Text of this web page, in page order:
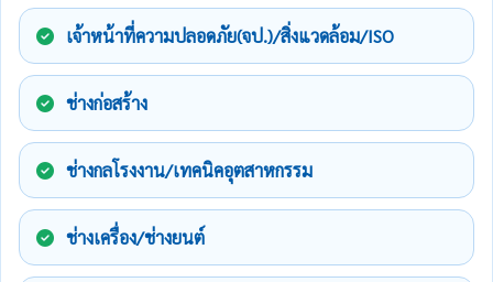
เจ้าหน้าที่ความปลอดภัย(จป.)/สิ่งแวดล้อม/ISO
ช่างก่อสร้าง
ช่างกลโรงงาน/เทคนิคอุตสาหกรรม
ช่างเครื่อง/ช่างยนต์